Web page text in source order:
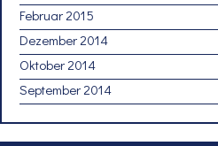
Februar 2015
Dezember 2014
Oktober 2014
September 2014